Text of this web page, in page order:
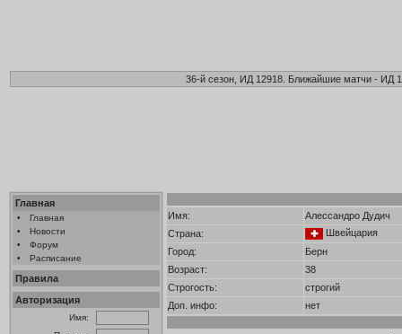
36-й сезон, ИД 12918. Ближайшие матчи - ИД
Главная
•
Главная
•
Новости
•
Форум
•
Расписание
Правила
Авторизация
Имя:
Имя:
Алессандро Дудич
Страна:
Швейцария
Город:
Берн
Возраст:
38
Строгость:
строгий
Доп. инфо:
нет